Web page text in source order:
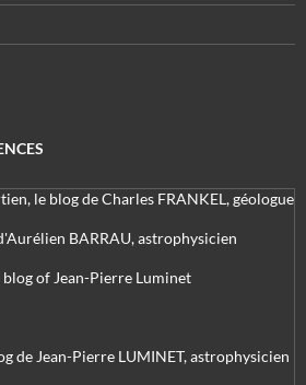
le blog de Charles FRANKEL, géologue
BARRAU, astrophysicien
blog of Jean-Pierre Luminet
de Jean-Pierre LUMINET, astrophysicien